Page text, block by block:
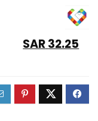
32.25 SAR